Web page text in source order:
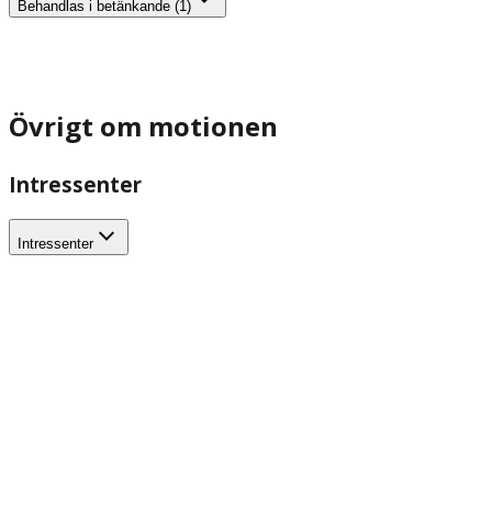
Behandlas i betänkande (1)
Övrigt om motionen
Intressenter
Intressenter